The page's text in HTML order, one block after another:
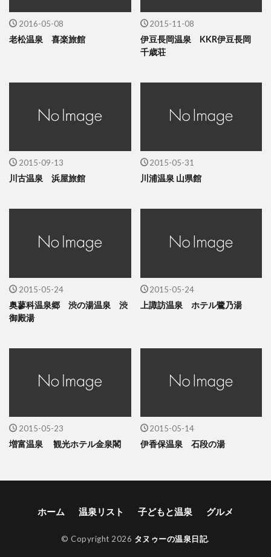
2016-05-08
老松温泉 喜楽旅館
2015-11-08
伊豆長岡温泉 KKR伊豆長岡
千歳荘
2015-09-13
川古温泉 浜屋旅館
2015-05-31
川浦温泉 山県館
2015-05-24
奥蓼科温泉郷 渋の湯温泉 渋
御殿湯
2015-05-24
上諏訪温泉 ホテル鷺乃湯
2015-05-23
増富温泉 観光ホテル金泉閣
2015-05-14
伊香保温泉 石段の湯
ホーム 温泉リスト 子どもと温泉 グルメ
© Copyright 2026 タヌゥーの温泉日記.